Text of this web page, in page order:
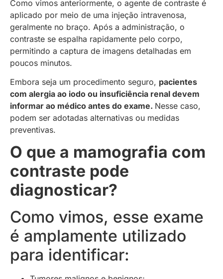
Como vimos anteriormente, o agente de contraste é
aplicado por meio de uma injeção intravenosa,
geralmente no braço. Após a administração, o
contraste se espalha rapidamente pelo corpo,
permitindo a captura de imagens detalhadas em
poucos minutos.
Embora seja um procedimento seguro, pacientes
com alergia ao iodo ou insuficiência renal devem
informar ao médico antes do exame. Nesse caso,
podem ser adotadas alternativas ou medidas
preventivas.
O que a mamografia com
contraste pode
diagnosticar?
Como vimos, esse exame
é amplamente utilizado
para identificar: